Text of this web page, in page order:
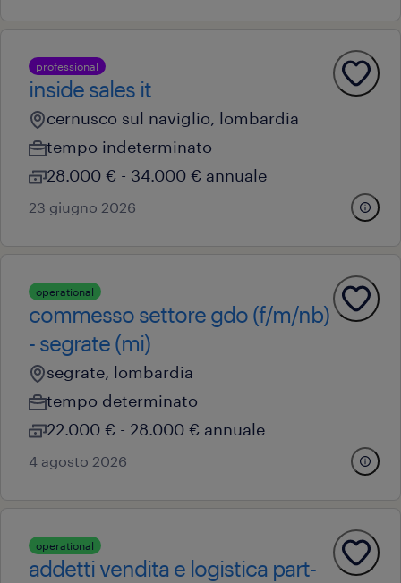
professional
inside sales it
cernusco sul naviglio, lombardia
tempo indeterminato
28.000 € - 34.000 € annuale
23 giugno 2026
operational
commesso settore gdo (f/m/nb)
- segrate (mi)
segrate, lombardia
tempo determinato
22.000 € - 28.000 € annuale
4 agosto 2026
operational
addetti vendita e logistica part-